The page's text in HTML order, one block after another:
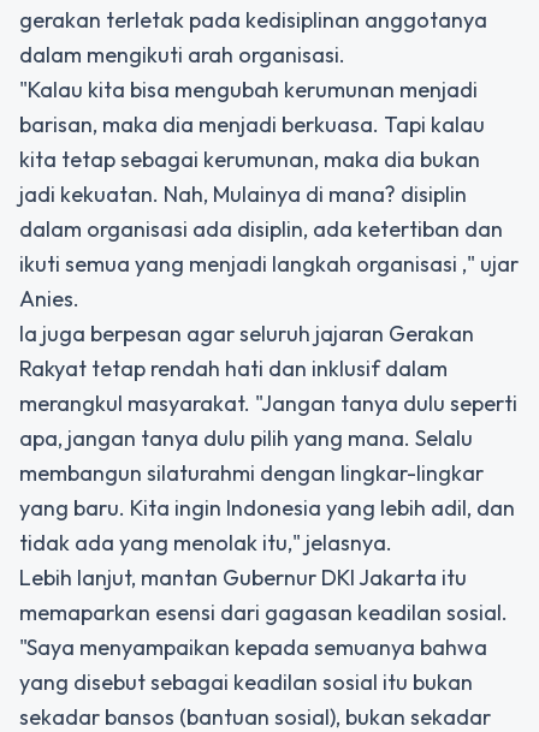
gerakan terletak pada kedisiplinan anggotanya
dalam mengikuti arah organisasi.
"Kalau kita bisa mengubah kerumunan menjadi
barisan, maka dia menjadi berkuasa. Tapi kalau
kita tetap sebagai kerumunan, maka dia bukan
jadi kekuatan. Nah, Mulainya di mana? disiplin
dalam organisasi ada disiplin, ada ketertiban dan
ikuti semua yang menjadi langkah organisasi ," ujar
Anies.
Ia juga berpesan agar seluruh jajaran Gerakan
Rakyat tetap rendah hati dan inklusif dalam
merangkul masyarakat. "Jangan tanya dulu seperti
apa, jangan tanya dulu pilih yang mana. Selalu
membangun silaturahmi dengan lingkar-lingkar
yang baru. Kita ingin Indonesia yang lebih adil, dan
tidak ada yang menolak itu," jelasnya.
Lebih lanjut, mantan Gubernur DKI Jakarta itu
memaparkan esensi dari gagasan keadilan sosial.
"Saya menyampaikan kepada semuanya bahwa
yang disebut sebagai keadilan sosial itu bukan
sekadar bansos (bantuan sosial), bukan sekadar